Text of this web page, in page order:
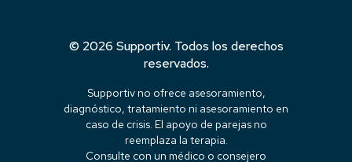
© 2026 Supportiv. Todos los derechos
reservados.
Supportiv no ofrece asesoramiento,
diagnóstico, tratamiento ni asesoramiento en
caso de crisis. El apoyo de parejas no
reemplaza la terapia.
Consulte con un médico o consejero